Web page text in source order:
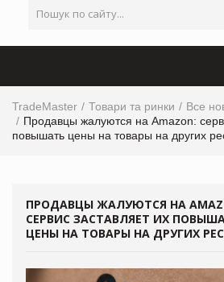
TradeMaster Товари та ринки
Все
Продавцы жалуются на Amazon:
повышать цены на товары на других
ПРОДАВЦЫ ЖАЛУЮТСЯ НА
СЕРВИС ЗАСТАВЛЯЕТ ИХ
ЦЕНЫ НА ТОВАРЫ НА ДРУГИХ